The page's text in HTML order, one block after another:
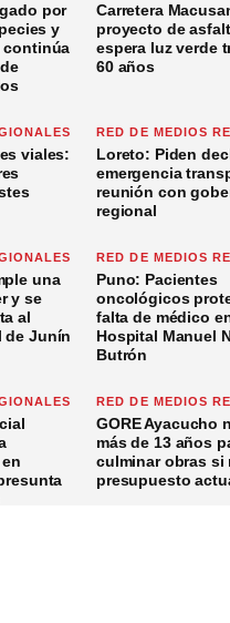
por
y
continúa
Carretera
proyecto de
espera luz verde
60 años
viales:
RED DE MEDIOS
Loreto: Piden
emergencia
reunión con
regional
una
y se
al
de Junín
RED DE MEDIOS
Puno: Pacientes
oncológicos
falta de médico
Hospital Manuel
Butrón
RED DE MEDIOS
GORE Ayacucho
más de 13 años
culminar obras si
presupuesto